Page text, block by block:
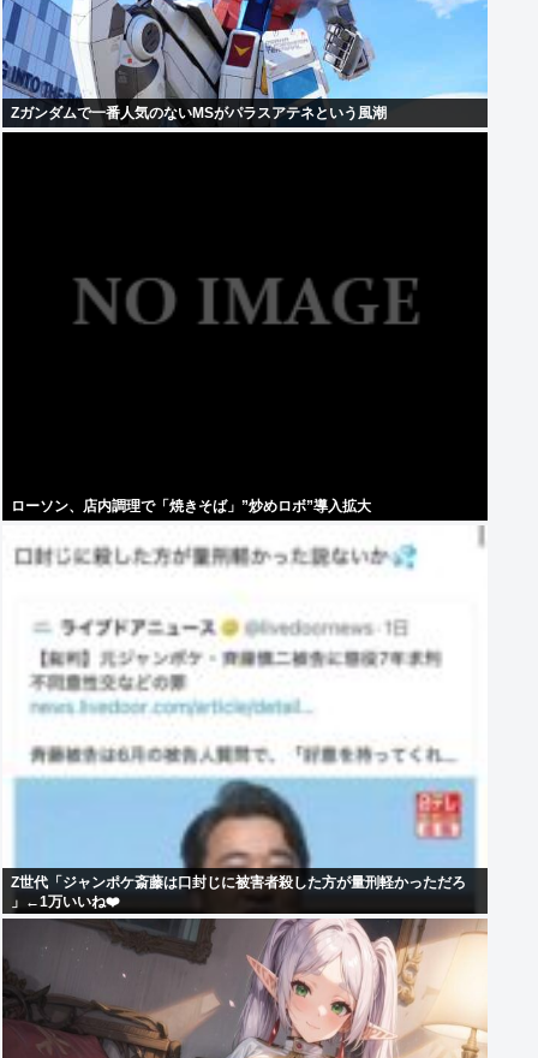
Zガンダムで一番人気のないMSがパラスアテネという風潮
ローソン、店内調理で「焼きそば」”炒めロボ”導入拡大
Z世代「ジャンポケ斎藤は口封じに被害者殺した方が量刑軽かっただろ
」←1万いいね❤️